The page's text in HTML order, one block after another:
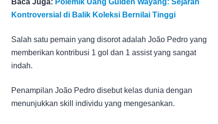
Kontroversial di Balik Koleksi Bernilai Tinggi
Salah satu pemain yang disorot adalah João Pedro yang
memberikan kontribusi 1 gol dan 1 assist yang sangat
indah.
Penampilan João Pedro disebut kelas dunia dengan
menunjukkan skill individu yang mengesankan.